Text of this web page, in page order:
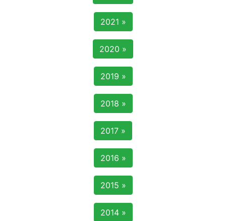
2021 »
2020 »
2019 »
2018 »
2017 »
2016 »
2015 »
2014 »